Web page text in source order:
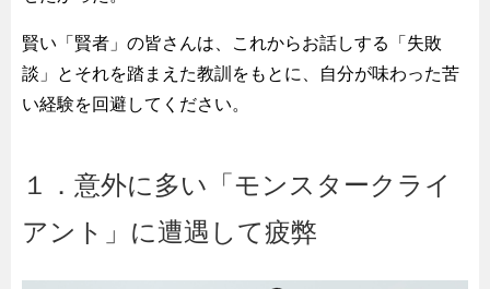
賢い「賢者」の皆さんは、これからお話しする「失敗
談」とそれを踏まえた教訓をもとに、自分が味わった苦
い経験を回避してください。
１．意外に多い「モンスタークライ
アント」に遭遇して疲弊